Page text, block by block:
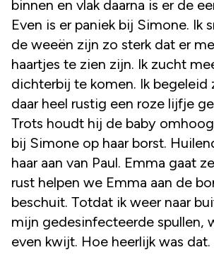
binnen en vlak daarna is er de
Even is er paniek bij Simone. Ik
de weeën zijn zo sterk dat er
haartjes te zien zijn. Ik zucht
dichterbij te komen. Ik begeleid
daar heel rustig een roze lijfje
Trots houdt hij de baby
bij Simone op haar borst.
haar aan van Paul. Emma gaat
rust helpen we Emma aan de
beschuit. Totdat ik weer naar
mijn gedesinfecteerde spullen,
even kwijt. Hoe heerlijk was dat.